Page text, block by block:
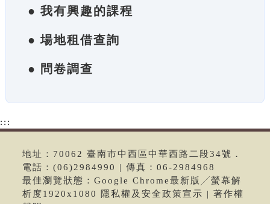
● 我有興趣的課程
● 場地租借查詢
● 問卷調查
:::
地址：70062 臺南市中西區中華西路二段34號．
電話：(06)2984990 | 傳真：06-2984968
最佳瀏覽狀態：Google Chrome最新版╱螢幕解
析度1920x1080 隱私權及安全政策宣示 | 著作權